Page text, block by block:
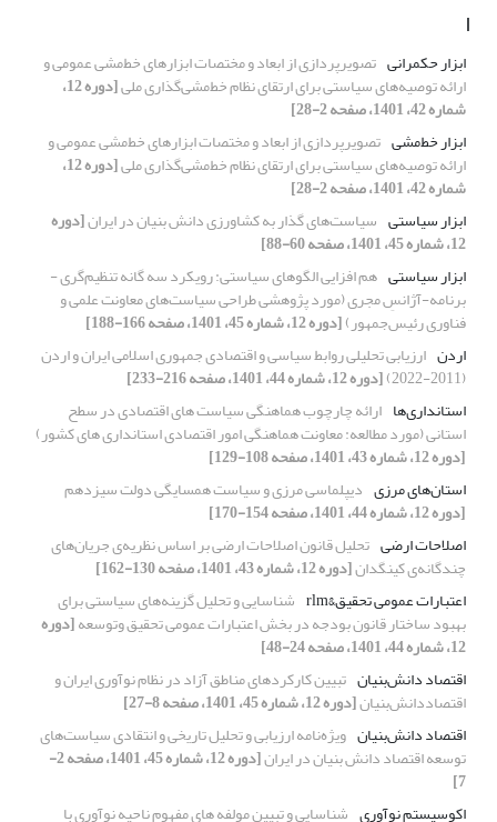
ا
ابزار حکمرانی تصویرپردازی از ابعاد و مختصات ابزارهای خط‌مشی عمومی و
ارائه توصیه‌های سیاستی برای ارتقای نظام خط‌مشی‌گذاری ملی [دوره 12،
شماره 42، 1401، صفحه 2-28]
ابزار خط‌مشی تصویرپردازی از ابعاد و مختصات ابزارهای خط‌مشی عمومی و
ارائه توصیه‌های سیاستی برای ارتقای نظام خط‌مشی‌گذاری ملی [دوره 12،
شماره 42، 1401، صفحه 2-28]
ابزار سیاستی سیاست‌های گذار به کشاورزی دانش بنیان در ایران[دوره
12، شماره 45، 1401، صفحه 60-88]
ابزار سیاستی هم افزایی الگوهای سیاستی: رویکرد سه گانه تنظیم‌گری -
برنامه-آژانسِ مجری (مورد پژوهشی طراحی سیاست‌های معاونت علمی و
فناوری رئیس‌جمهور)[دوره 12، شماره 45، 1401، صفحه 166-188]
اردن ارزیابی تحلیلی روابط سیاسی و اقتصادی جمهوری اسلامی ایران و اردن
(2011-2022)
[دوره 12، شماره 44، 1401، صفحه 216-233]
استانداری‌ها ارائه چارچوب هماهنگی سیاست های اقتصادی در سطح
استانی (مورد مطالعه: معاونت هماهنگی امور اقتصادی استانداری های کشور)
[دوره 12، شماره 43، 1401، صفحه 108-129]
استان‌های مرزی دیپلماسی مرزی و سیاست همسایگی دولت سیزدهم
[دوره 12، شماره 44، 1401، صفحه 154-170]
اصلاحات ارضی تحلیل قانون اصلاحات ارضی بر اساس نظریه‌ی جریان‌های
چند‌گانه‌ی کینگدان[دوره 12، شماره 43، 1401، صفحه 130-162]
اعتبارات عمومی تحقیق&rlm
شناسایی و تحلیل گزینه‌های سیاستی برای
بهبود ساختار قانون بودجه در بخش اعتبارات عمومی تحقیق ‏وتوسعه[دوره
12، شماره 44، 1401، صفحه 24-48]
اقتصاد دانش‌بنیان تبیین کارکردهای مناطق آزاد در نظام نوآوری ایران و
اقتصاددانش‌بنیان[دوره 12، شماره 45، 1401، صفحه 8-27]
اقتصاد دانش‌بنیان ویژه‌نامه ارزیابی و تحلیل تاریخی و انتقادی سیاست‌های
توسعه اقتصاد دانش بنیان در ایران [دوره 12، شماره 45، 1401، صفحه 2-
7]
اکوسیستم نوآوری شناسایی و تبیین مولفه های مفهوم ناحیه نوآوری با